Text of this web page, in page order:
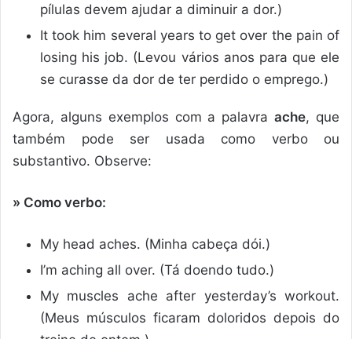
pílulas devem ajudar a diminuir a dor.)
It took him several years to get over the pain of
losing his job. (Levou vários anos para que ele
se curasse da dor de ter perdido o emprego.)
Agora, alguns exemplos com a palavraache, que
também pode ser usada como verbo ou
substantivo. Observe:
» Como verbo:
My head aches. (Minha cabeça dói.)
I’m aching all over. (Tá doendo tudo.)
My muscles ache after yesterday’s workout.
(Meus músculos ficaram doloridos depois do